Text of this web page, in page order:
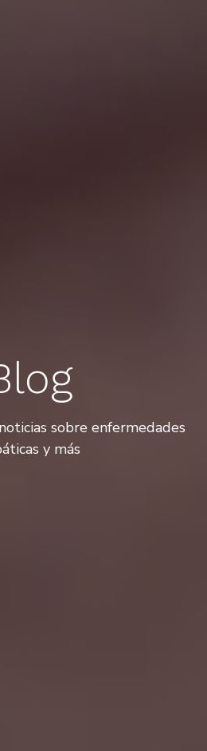
sobre enfermedades
y más